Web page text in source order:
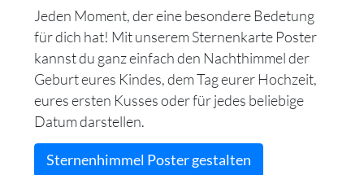
Jeden Moment, der eine besondere Bedetung
für dich hat! Mit unserem Sternenkarte Poster
kannst du ganz einfach den Nachthimmel der
Geburt eures Kindes, dem Tag eurer Hochzeit,
eures ersten Kusses oder für jedes beliebige
Datum darstellen.
Sternenhimmel Poster gestalten